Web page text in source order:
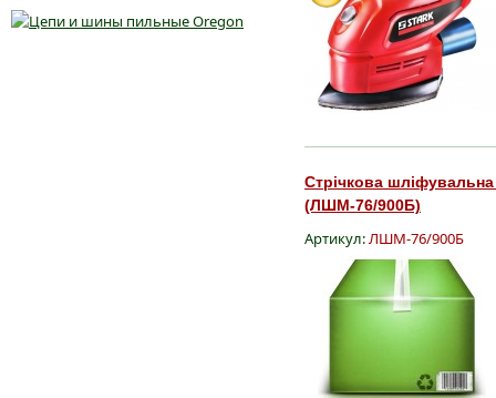
Стрічкова
(ЛШМ-76/900Б)
Артикул:ЛШМ-76/900Б